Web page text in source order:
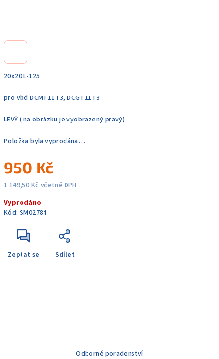
20x20 L-125
pro vbd DCMT11T3, DCGT11T3
LEVÝ ( na obrázku je vyobrazený pravý)
Položka byla vyprodána…
950 Kč
1 149,50 Kč včetně DPH
cena:
Vyprodáno
Kód: SM02784
Zeptat se Sdílet
Odborné poradenství